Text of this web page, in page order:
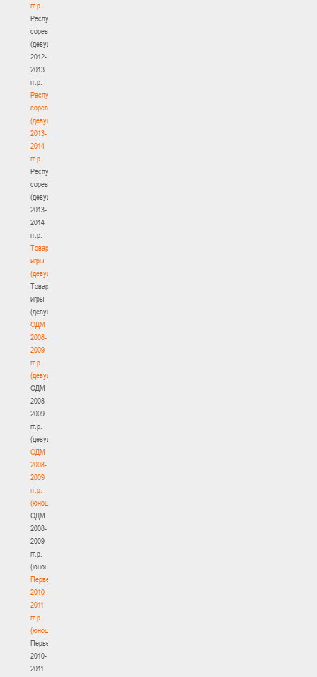
гг.р.
Республиканские
соревнования
(девушки)
2012-
2013
гг.р.
Республиканские
соревнования
(девушки)
2013-
2014
гг.р.
Республиканские
соревнования
(девушки)
2013-
2014
гг.р.
Товарищеские
игры
(девушки)
Товарищеские
игры
(девушки)
ОДМ
2008-
2009
гг.р.
(девушки)
ОДМ
2008-
2009
гг.р.
(девушки)
ОДМ
2008-
2009
гг.р.
(юноши)
ОДМ
2008-
2009
гг.р.
(юноши)
Первенство
2010-
2011
гг.р.
(юноши)
Первенство
2010-
2011